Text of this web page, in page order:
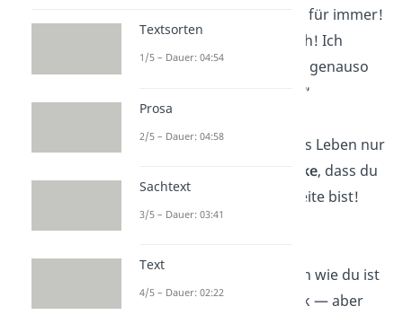
„Beste Freundinnen für immer!
Heute feiern wir dich! Ich
hoffe, dein Tag wird genauso
wie du!“
„Ohne dich wäre das Leben nur
Danke, dass du
immer an meiner Seite bist!
Happy Birthday!“
„Eine beste Freundin wie du ist
ein echtes Geschenk — aber
Textsorten
1/5 – Dauer: 04:54
Prosa
2/5 – Dauer: 04:58
Sachtext
3/5 – Dauer: 03:41
Text
4/5 – Dauer: 02:22